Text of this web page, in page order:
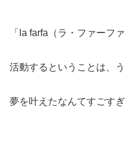
「la farfa（ラ・ファーフ
活動するということは、
夢を叶えたなんてすごすぎ